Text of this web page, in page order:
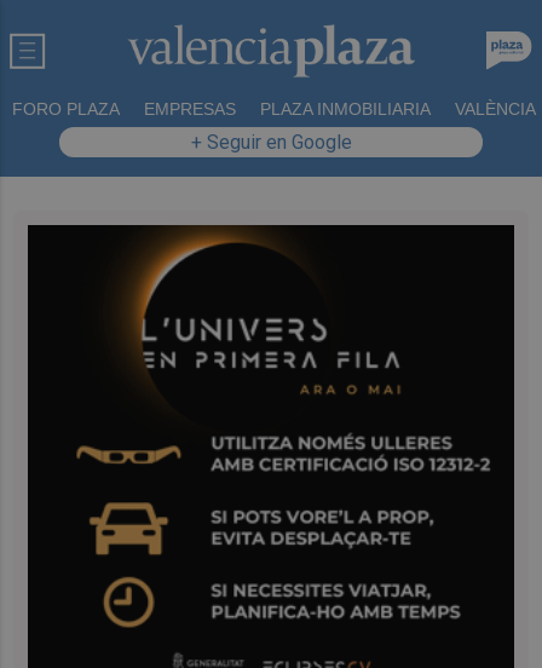
FORO PLAZA EMPRESAS PLAZA INMOBILIARIA VALÈNCIA
+ Seguir en Google